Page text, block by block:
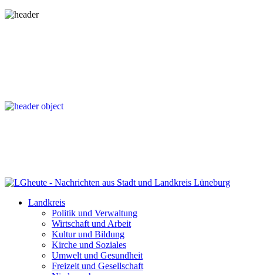
Landkreis
Politik und Verwaltung
Wirtschaft und Arbeit
Kultur und Bildung
Kirche und Soziales
Umwelt und Gesundheit
Freizeit und Gesellschaft